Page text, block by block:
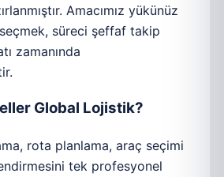
Amacımız yükünüz
süreci şeffaf takip
zamanında
Global Lojistik?
rota planlama, araç seçimi
tek profesyonel